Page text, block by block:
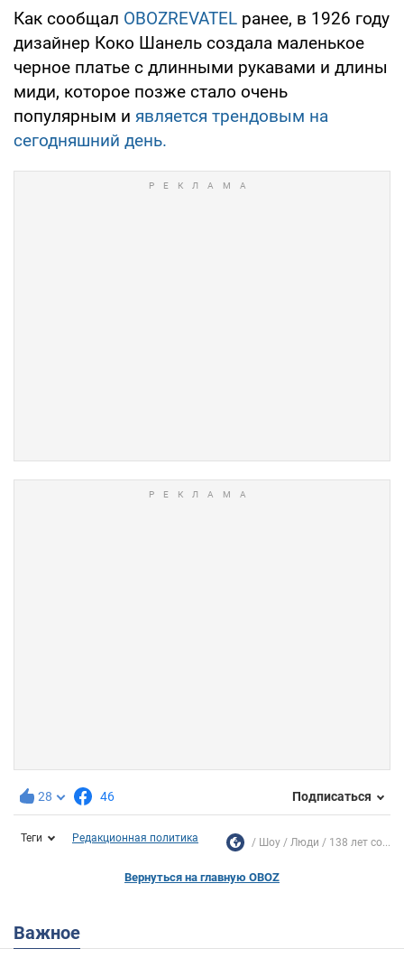
Как сообщал OBOZREVATEL ранее, в 1926 году
дизайнер Коко Шанель создала маленькое
черное платье с длинными рукавами и длины
миди, которое позже стало очень
популярным и является трендовым на
сегодняшний день.
28 46 Подписаться
Теги Редакционная политика Шоу Люди 138 лет со...
Вернуться на главную OBOZ
Важное